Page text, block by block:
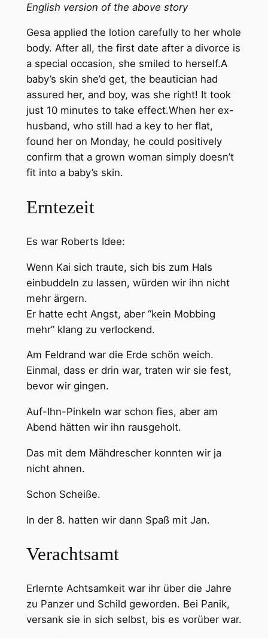
English version of the above story
Gesa applied the lotion carefully to her whole
body. After all, the first date after a divorce is
a special occasion, she smiled to herself.A
baby’s skin she’d get, the beautician had
assured her, and boy, was she right! It took
just 10 minutes to take effect.When her ex-
husband, who still had a key to her flat,
found her on Monday, he could positively
confirm that a grown woman simply doesn’t
fit into a baby’s skin.
Erntezeit
Es war Roberts Idee:
Wenn Kai sich traute, sich bis zum Hals
einbuddeln zu lassen, würden wir ihn nicht
mehr ärgern.
Er hatte echt Angst, aber “kein Mobbing
mehr” klang zu verlockend.
Am Feldrand war die Erde schön weich.
Einmal, dass er drin war, traten wir sie fest,
bevor wir gingen.
Auf-Ihn-Pinkeln war schon fies, aber am
Abend hätten wir ihn rausgeholt.
Das mit dem Mähdrescher konnten wir ja
nicht ahnen.
Schon Scheiße.
In der 8. hatten wir dann Spaß mit Jan.
Verachtsamt
Erlernte Achtsamkeit war ihr über die Jahre
zu Panzer und Schild geworden. Bei Panik,
versank sie in sich selbst, bis es vorüber war.